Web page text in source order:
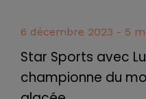
6 décembre 2023 - 5
Star Sports avec
championne du